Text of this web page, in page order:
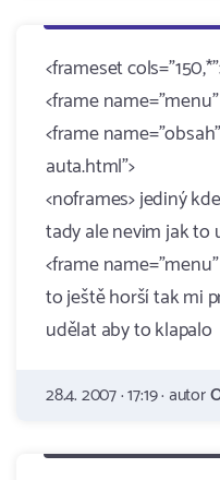
<frameset
<frame
<frame
auta.html">
<noframes> jediný
tady ale nevim jak to
<frame
to ještě horší tak mi
udělat aby to klapalo
28.4. 2007 · 17:19 · autor